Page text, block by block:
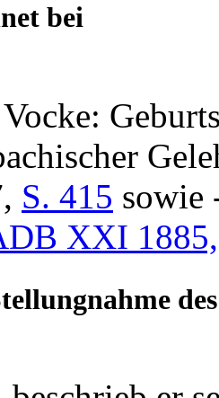
bei
S. 415 sowie
XXI